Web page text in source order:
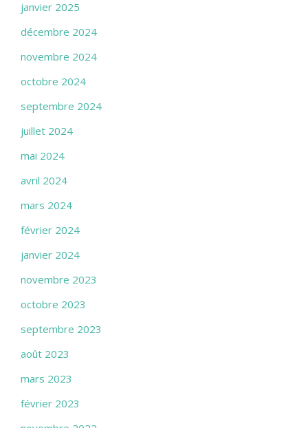
janvier 2025
décembre 2024
novembre 2024
octobre 2024
septembre 2024
juillet 2024
mai 2024
avril 2024
mars 2024
février 2024
janvier 2024
novembre 2023
octobre 2023
septembre 2023
août 2023
mars 2023
février 2023